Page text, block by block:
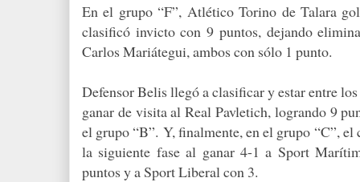
En el grupo “F”, Atlético Torino de Talara
clasificó invicto con 9 puntos, dejando
Carlos Mariátegui, ambos con sólo 1 punto.
Defensor Belis llegó a clasificar y estar entre
ganar de visita al Real Pavletich, logrando 9
el grupo “B”.Y, finalmente, en el grupo “C”,
la siguiente fase al ganar 4-1 a Sport
puntos y a Sport Liberal con 3.